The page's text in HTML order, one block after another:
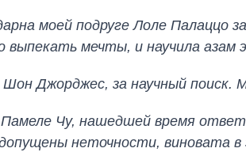
моей подруге Лоле
выпекать мечты, и научила азам
Джорджес, за научный поиск.
Чу, нашедшей время
неточности, виновата